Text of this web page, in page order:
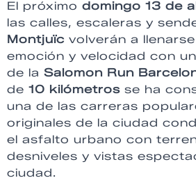
El próximo domingo 13 de
las calles, escaleras y
Montjuïc volverán a
emoción y velocidad con
de la Salomon Run
de 10 kilómetros se ha
una de las carreras
originales de la ciudad
el asfalto urbano con
desniveles y vistas
ciudad.